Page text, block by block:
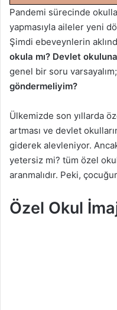
Pandemi sürecinde
yapmasıyla aileler yeni
Şimdi ebeveynlerin
okula mı? Devlet okuluna
genel bir soru varsayalım;
göndermeliyim?
Ülkemizde son yıllarda
artması ve devlet
giderek alevleniyor.
yetersiz mi? tüm özel
aranmalıdır. Peki,
Özel Okul